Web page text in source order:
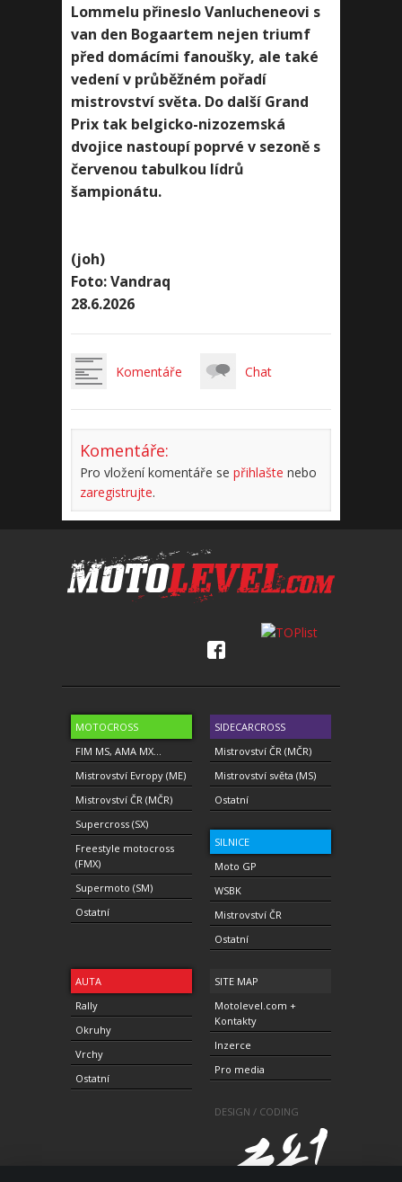
Lommelu přineslo Vanlucheneovi s
van den Bogaartem nejen triumf
před domácími fanoušky, ale také
vedení v průběžném pořadí
mistrovství světa. Do další Grand
Prix tak belgicko-nizozemská
dvojice nastoupí poprvé v sezoně s
červenou tabulkou lídrů
šampionátu.
(joh)
Foto: Vandraq
28.6.2026
Komentáře Chat
Komentáře:
Pro vložení komentáře se přihlašte nebo
zaregistrujte.
MOTOCROSS
FIM MS, AMA MX...
Mistrovství Evropy (ME)
Mistrovství ČR (MČR)
Supercross (SX)
Freestyle motocross
(FMX)
Supermoto (SM)
Ostatní
SIDECARCROSS
Mistrovství ČR (MČR)
Mistrovství světa (MS)
Ostatní
SILNICE
Moto GP
WSBK
Mistrovství ČR
Ostatní
AUTA
Rally
Okruhy
Vrchy
Ostatní
SITE MAP
Motolevel.com +
Kontakty
Inzerce
Pro media
DESIGN / CODING